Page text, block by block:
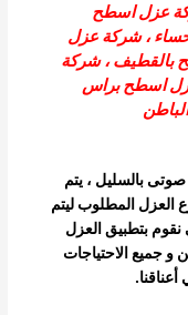
عزل اسطح
،شركة عزل
بالقطيف،شركة
اسطح براس
بالسليل ، يتم
العزل المطلوب ليتم
نقوم بتطبيق العزل
و جميع الاحتياجات